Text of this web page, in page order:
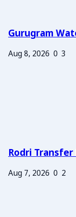
Gurugram
Aug 8, 2026 0 3
Rodri Transfer
Aug 7, 2026 0 2